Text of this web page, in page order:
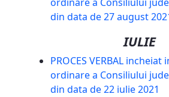
ordinare a Consiliului
din data de 27 august
IULIE
PROCES VERBAL
ordinare a Consiliului
din data de 22 iulie 2021